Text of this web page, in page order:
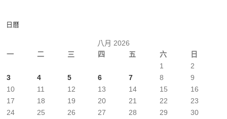
日曆
八月 2026
一
二 三 四 五 六 日
1
2
3
4 5 6 7 8
9
10
11 12 13 14 15
16
17
18 19 20 21 22
23
24
25 26 27 28 29
30